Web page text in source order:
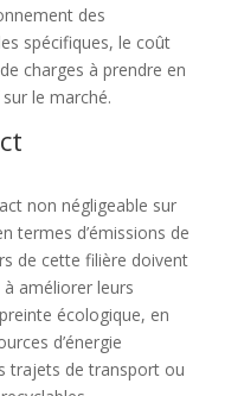
des
spécifiques, le coût
charges à prendre en
le marché.
non négligeable sur
termes d’émissions de
de cette filière doivent
améliorer leurs
écologique, en
d’énergie
trajets de transport ou